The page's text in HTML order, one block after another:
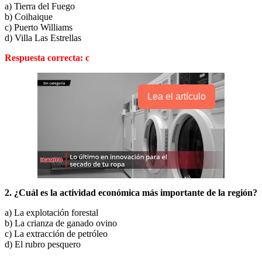
a) Tierra del Fuego
b) Coihaique
c) Puerto Williams
d) Villa Las Estrellas
Respuesta correcta: c
Lea el artículo
2. ¿Cuál es la actividad económica más importante de la región?
a) La explotación forestal
b) La crianza de ganado ovino
c) La extracción de petróleo
d) El rubro pesquero